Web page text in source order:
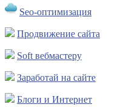
Seo-оптимизация
Продвижение сайта
Soft вебмастеру
Заработай на сайте
Блоги и Интернет